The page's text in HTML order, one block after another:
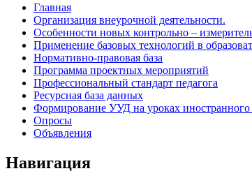
Главная
Организация внеурочной деятельности.
Особенности новых контрольно –
Применение базовых технологий в
Нормативно-правовая база
Программа проектных мероприятий
Профессиональный стандарт педагога
Ресурсная база данных
Формирование УУД на уроках иностранного
Опросы
Объявления
Навигация